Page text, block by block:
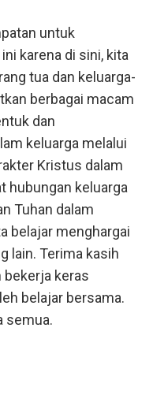
untuk
karena di sini, kita
tua dan keluarga-
berbagai macam
dan
keluarga melalui
Kristus dalam
hubungan keluarga
Tuhan dalam
belajar menghargai
lain. Terima kasih
bekerja keras
belajar bersama.
semua.